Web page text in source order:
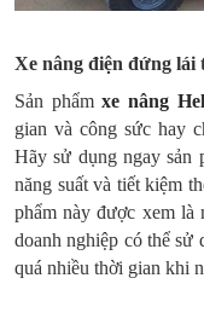
Xe nâng điện đứng lái
Sản phẩmxe nâng
gian và công sức hay
Hãy sử dụng ngay sản
năng suất và tiết kiệm
phẩm này được xem là
doanh nghiệp có thể sử
quá nhiều thời gian khi